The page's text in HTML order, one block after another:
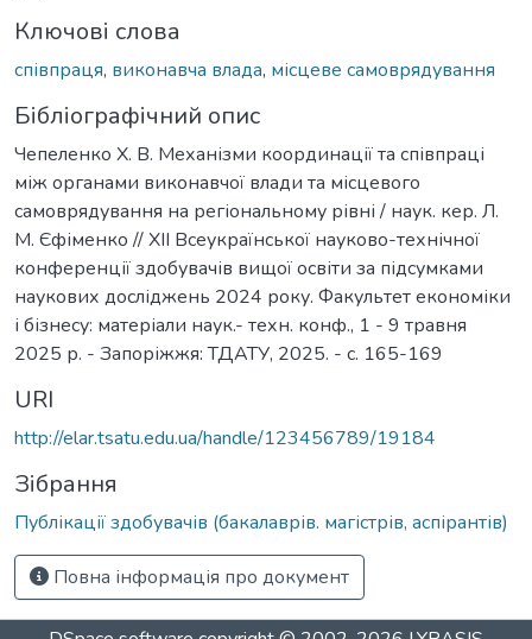
Ключові слова
співпраця, виконавча влада, місцеве самоврядування
Бібліографічний опис
Чепеленко Х. В. Механізми координації та співпраці
між органами виконавчої влади та місцевого
самоврядування на регіональному рівні / наук. кер. Л.
М. Єфіменко // ХІІ Всеукраїнської науково-технічної
конференції здобувачів вищої освіти за підсумками
наукових досліджень 2024 року. Факультет економіки
і бізнесу: матеріали наук.- техн. конф., 1 - 9 травня
2025 р. - Запоріжжя: ТДАТУ, 2025. - с. 165-169
URI
http://elar.tsatu.edu.ua/handle/123456789/19184
Зібрання
Публікації здобувачів (бакалаврів. магістрів, аспірантів)
Повна інформація про документ